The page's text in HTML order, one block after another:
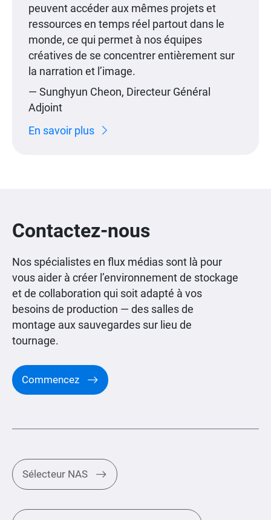
peuvent accéder aux mêmes projets et
ressources en temps réel partout dans le
monde, ce qui permet à nos équipes
créatives de se concentrer entièrement sur
la narration et l’image.
— Sunghyun Cheon, Directeur Général
Adjoint
En savoir plus
Contactez-nous
Nos spécialistes en flux médias sont là pour
vous aider à créer l’environnement de stockage
et de collaboration qui soit adapté à vos
besoins de production — des salles de
montage aux sauvegardes sur lieu de
tournage.
Commencez
Sélecteur NAS